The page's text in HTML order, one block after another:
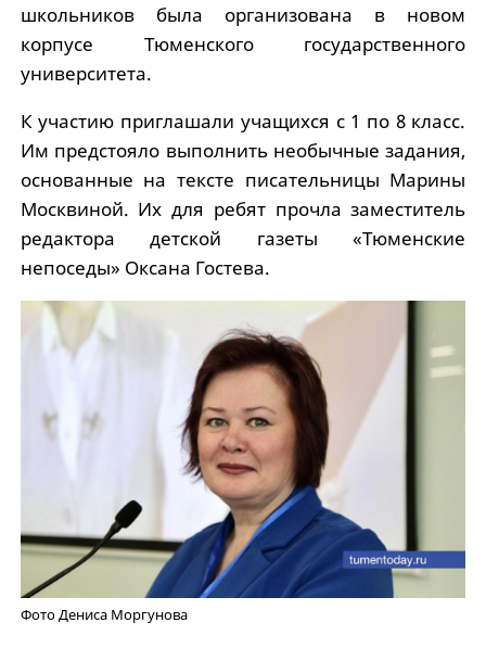
школьников была организована в новом
корпусе Тюменского государственного
университета.
К участию приглашали учащихся с 1 по 8 класс.
Им предстояло выполнить необычные задания,
основанные на тексте писательницы Марины
Москвиной. Их для ребят прочла заместитель
редактора детской газеты «Тюменские
непоседы» Оксана Гостева.
Фото Дениса Моргунова